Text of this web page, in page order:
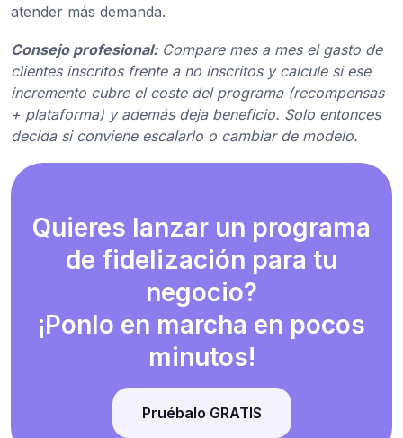
atender más demanda.
Consejo profesional: Compare mes a mes el gasto de
clientes inscritos frente a no inscritos y calcule si ese
incremento cubre el coste del programa (recompensas
+ plataforma) y además deja beneficio. Solo entonces
decida si conviene escalarlo o cambiar de modelo.
Quieres lanzar un programa
de fidelización para tu
negocio?
¡Ponlo en marcha en pocos
minutos!
Pruébalo GRATIS